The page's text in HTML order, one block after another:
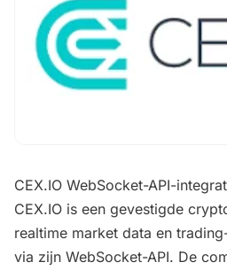
CEX.IO WebSocket-API-
CEX.IO is een gevestigde
realtime market data en
via zijn WebSocket-API. De